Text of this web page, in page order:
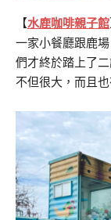
【水鹿咖啡親子館
一家小餐廳跟鹿
們才終於踏上了
不但很大，而且